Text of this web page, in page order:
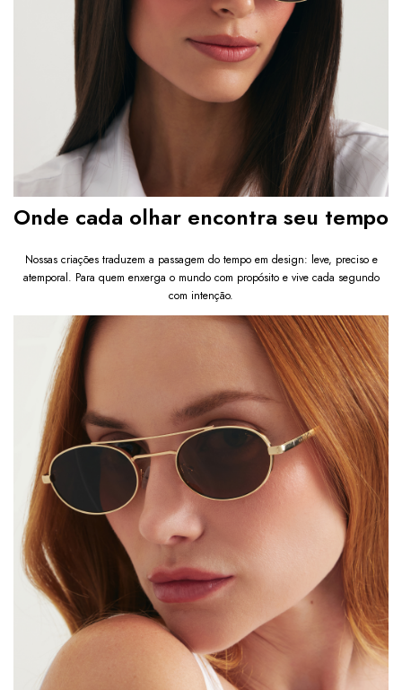
Onde cada olhar encontra seu tempo
Nossas criações traduzem a passagem do tempo em design: leve, preciso e
atemporal. Para quem enxerga o mundo com propósito e vive cada segundo
com intenção.